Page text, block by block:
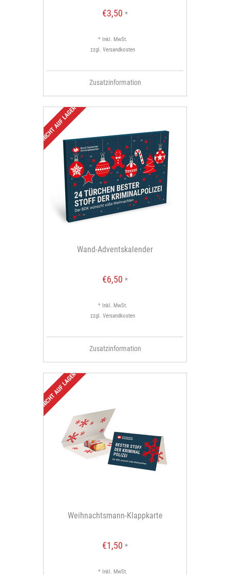
€3,50 *
* Inkl. MwSt.
zzgl. Versandkosten
Zusatzinformation
NICHT AUF LAGER
Wand-Adventskalender
€6,50 *
* Inkl. MwSt.
zzgl. Versandkosten
Zusatzinformation
NICHT AUF LAGER
Weihnachtsmann-Klappkarte
€1,50 *
* Inkl. MwSt.